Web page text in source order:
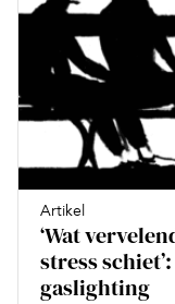
Artikel
‘Wat
stress
gaslighting